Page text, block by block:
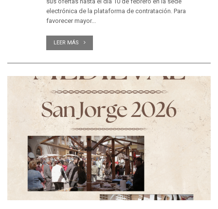
electrónica de la plataforma de contratación. Para
favorecer mayor...
LEER MÁS